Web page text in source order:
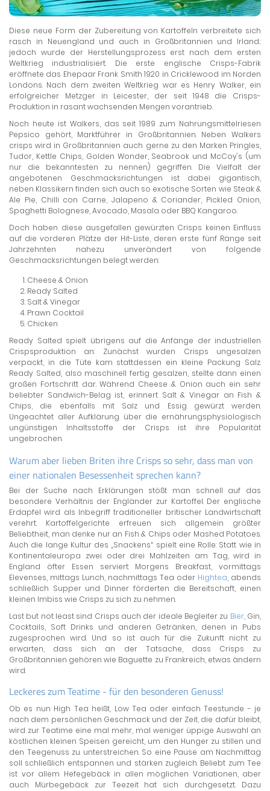
Diese neue Form der Zubereitung von Kartoffeln verbreitete sich
rasch in Neuengland und auch in Großbritannien und Irland;
jedoch wurde der Herstellungsprozess erst nach dem ersten
Weltkrieg industrialisiert. Die erste englische Crisps-Fabrik
eröffnete das Ehepaar Frank Smith 1920 in Cricklewood im Norden
Londons. Nach dem zweiten Weltkrieg war es Henry Walker, ein
erfolgreicher Metzger in Leicester, der seit 1948 die Crisps-
Produktion in rasant wachsenden Mengen vorantrieb.
Noch heute ist Walkers, das seit 1989 zum Nahrungsmittelriesen
Pepsico gehört, Marktführer in Großbritannien. Neben Walkers
crisps wird in Großbritannien auch gerne zu den Marken Pringles,
Tudor, Kettle Chips, Golden Wonder, Seabrook und McCoy's (um
nur die bekanntesten zu nennen) gegriffen. Die Vielfalt der
angebotenen Geschmacksrichtungen ist dabei gigantisch,
neben Klassikern finden sich auch so exotische Sorten wie Steak &
Ale Pie, Chilli con Carne, Jalapeno & Coriander, Pickled Onion,
Spaghetti Bolognese, Avocado, Masala oder BBQ Kangaroo.
Doch haben diese ausgefallen gewürzten Crisps keinen Einfluss
auf die vorderen Plätze der Hit-Liste, deren erste fünf Ränge seit
Jahrzehnten nahezu unverändert von folgende
Geschmacksrichtungen belegt werden:
Cheese & Onion
Ready Salted
Salt & Vinegar
Prawn Cocktail
Chicken
Ready Salted spielt übrigens auf die Anfänge der industriellen
Crispsproduktion an: Zunächst wurden Crisps ungesalzen
verpackt, in die Tüte kam stattdessen ein kleine Packung Salz.
Ready Salted, also maschinell fertig gesalzen, stellte dann einen
großen Fortschritt dar. Während Cheese & Onion auch ein sehr
beliebter Sandwich-Belag ist, erinnert Salt & Vinegar an Fish &
Chips, die ebenfalls mit Salz und Essig gewürzt werden.
Ungeachtet aller Aufklärung über die ernährungsphysiologisch
ungünstigen Inhaltsstoffe der Crisps ist ihre Popularität
ungebrochen.
Warum aber lieben Briten ihre Crisps so sehr, dass man von
einer nationalen Besessenheit sprechen kann?
Bei der Suche nach Erklärungen stößt man schnell auf das
besondere Verhältnis der Engländer zur Kartoffel. Der englische
Erdapfel wird als Inbegriff traditioneller britischer Landwirtschaft
verehrt. Kartoffelgerichte erfreuen sich allgemein größter
Beliebtheit, man denke nur an Fish & Chips oder Mashed Potatoes.
Auch die lange Kultur des „Snackens“ spielt eine Rolle: Statt wie in
Kontinentaleuropa zwei oder drei Mahlzeiten am Tag, wird in
England öfter Essen serviert: Morgens Breakfast, vormittags
Elevenses, mittags Lunch, nachmittags Tea oder Hightea, abends
schließlich Supper und Dinner förderten die Bereitschaft, einen
kleinen Imbiss wie Crisps zu sich zu nehmen.
Last but not least sind Crisps auch der ideale Begleiter zu Bier, Gin,
Cocktails, Soft Drinks und anderen Getränken, denen in Pubs
zugesprochen wird. Und so ist auch für die Zukunft nicht zu
erwarten, dass sich an der Tatsache, dass Crisps zu
Großbritannien gehören wie Baguette zu Frankreich, etwas ändern
wird.
Leckeres zum Teatime - für den besonderen Genuss!
Ob es nun High Tea heißt, Low Tea oder einfach Teestunde - je
nach dem persönlichen Geschmack und der Zeit, die dafür bleibt,
wird zur Teatime eine mal mehr, mal weniger üppige Auswahl an
köstlichen kleinen Speisen gereicht, um den Hunger zu stillen und
den Teegenuss zu unterstreichen. So eine Pause am Nachmittag
soll schließlich entspannen und stärken zugleich. Beliebt zum Tee
ist vor allem Hefegebäck in allen möglichen Variationen, aber
auch Mürbegebäck zur Teezeit hat sich durchgesetzt. Dazu